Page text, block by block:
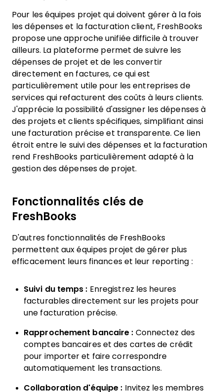
Pour les équipes projet qui doivent gérer à la fois
les dépenses et la facturation client, FreshBooks
propose une approche unifiée difficile à trouver
ailleurs. La plateforme permet de suivre les
dépenses de projet et de les convertir
directement en factures, ce qui est
particulièrement utile pour les entreprises de
services qui refacturent des coûts à leurs clients.
J'apprécie la possibilité d'assigner les dépenses à
des projets et clients spécifiques, simplifiant ainsi
une facturation précise et transparente. Ce lien
étroit entre le suivi des dépenses et la facturation
rend FreshBooks particulièrement adapté à la
gestion des dépenses de projet.
Fonctionnalités clés de
FreshBooks
D'autres fonctionnalités de FreshBooks
permettent aux équipes projet de gérer plus
efficacement leurs finances et leur reporting :
Suivi du temps : Enregistrez les heures
facturables directement sur les projets pour
une facturation précise.
Rapprochement bancaire : Connectez des
comptes bancaires et des cartes de crédit
pour importer et faire correspondre
automatiquement les transactions.
Collaboration d'équipe : Invitez les membres